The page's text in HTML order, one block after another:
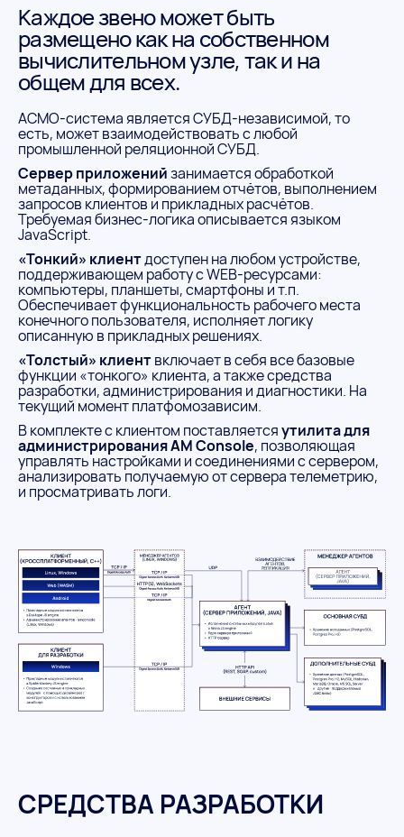
Каждое звено может быть
размещено как на собственном
вычислительном узле, так и на
общем для всех.
АСМО-система является СУБД-независимой, то
есть, может взаимодействовать с любой
промышленной реляционной СУБД.
Сервер приложенийзанимается обработкой
метаданных, формированием отчётов, выполнением
запросов клиентов и прикладных расчётов.
Требуемая бизнес-логика описывается языком
JavaScript.
«Тонкий» клиентдоступен на любом устройстве,
поддерживающем работу с WEB-ресурсами:
компьютеры, планшеты, смартфоны и т.п.
Обеспечивает функциональность рабочего места
конечного пользователя, исполняет логику
описанную в прикладных решениях.
«Толстый» клиентвключает в себя все базовые
функции «тонкого» клиента, а также средства
разработки, администрирования и диагностики. На
текущий момент платфомозависим.
В комплекте с клиентом поставляетсяутилита для
администрирования AM Console, позволяющая
управлять настройками и соединениями с сервером,
анализировать получаемую от сервера телеметрию,
и просматривать логи.
СРЕДСТВА РАЗРАБОТКИ